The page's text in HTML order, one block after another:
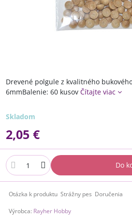
Drevené polgule z kvalitného
6mmBalenie: 60 kusov Čítajte viac
Skladom
2,05 €
Do
Otázka k produktu Strážny pes Doručenia
Výrobca: Rayher Hobby